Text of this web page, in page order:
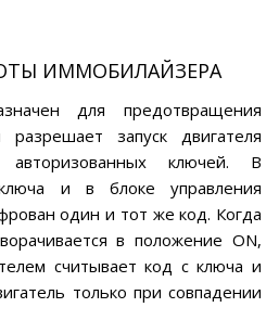
ИММОБИЛАЙЗЕРА
для предотвращения
запуск двигателя
ключей. В
и в блоке управления
один и тот же код. Когда
в положение ON,
считывает код с ключа и
только при совпадении